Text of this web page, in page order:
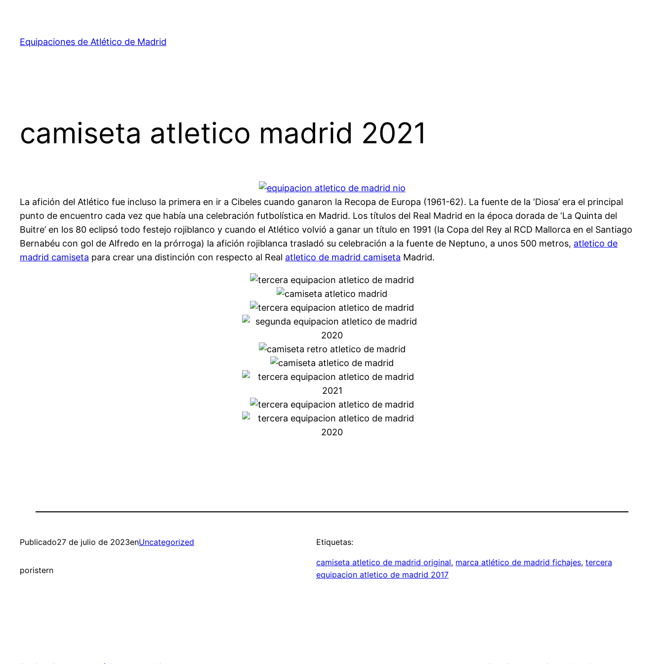
contenido
Equipaciones de Atlético de Madrid
camiseta atletico madrid 2021
La afición del Atlético fue incluso la primera en ir a Cibeles cuando ganaron la Recopa de Europa (1961-62). La fuente de la ‘Diosa’ era el principal
punto de encuentro cada vez que había una celebración futbolística en Madrid. Los títulos del Real Madrid en la época dorada de ‘La Quinta del
Buitre’ en los 80 eclipsó todo festejo rojiblanco y cuando el Atlético volvió a ganar un título en 1991 (la Copa del Rey al RCD Mallorca en el Santiago
Bernabéu con gol de Alfredo en la prórroga) la afición rojiblanca trasladó su celebración a la fuente de Neptuno, a unos 500 metros, atletico de
madrid camiseta para crear una distinción con respecto al Real atletico de madrid camiseta Madrid.
Publicado27 de julio de 2023enUncategorized
poristern
Etiquetas:
camiseta atletico de madrid original, marca atlético de madrid fichajes, tercera
equipacion atletico de madrid 2017